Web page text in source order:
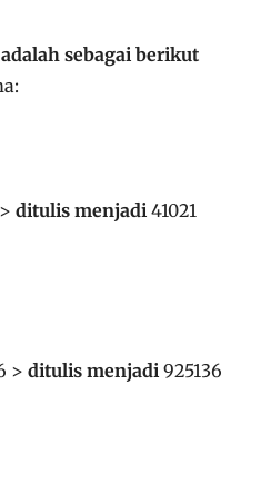
sebagai berikut
ditulis menjadi 41021
> ditulis menjadi 925136